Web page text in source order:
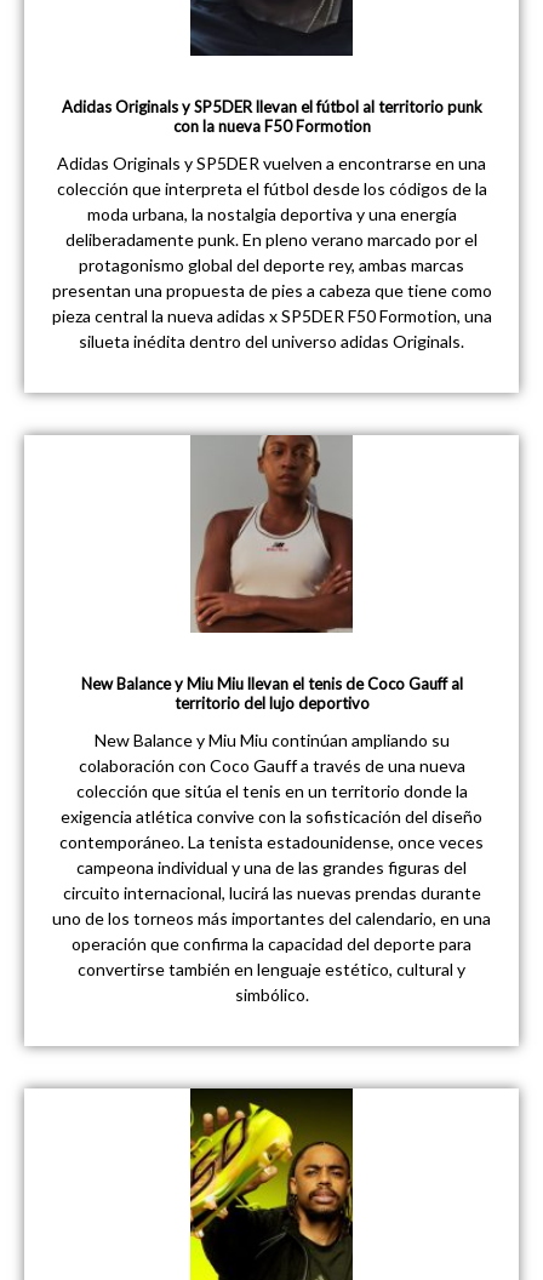
Adidas Originals y SP5DER llevan el fútbol al territorio punk
con la nueva F50 Formotion
Adidas Originals y SP5DER vuelven a encontrarse en una
colección que interpreta el fútbol desde los códigos de la
moda urbana, la nostalgia deportiva y una energía
deliberadamente punk. En pleno verano marcado por el
protagonismo global del deporte rey, ambas marcas
presentan una propuesta de pies a cabeza que tiene como
pieza central la nueva adidas x SP5DER F50 Formotion, una
silueta inédita dentro del universo adidas Originals.
New Balance y Miu Miu llevan el tenis de Coco Gauff al
territorio del lujo deportivo
New Balance y Miu Miu continúan ampliando su
colaboración con Coco Gauff a través de una nueva
colección que sitúa el tenis en un territorio donde la
exigencia atlética convive con la sofisticación del diseño
contemporáneo. La tenista estadounidense, once veces
campeona individual y una de las grandes figuras del
circuito internacional, lucirá las nuevas prendas durante
uno de los torneos más importantes del calendario, en una
operación que confirma la capacidad del deporte para
convertirse también en lenguaje estético, cultural y
simbólico.